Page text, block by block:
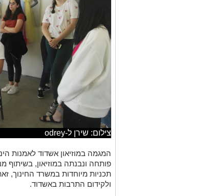
צילום: שירן ל-odrey
המגמה במוזיאון אשדוד לאמנות
פותחה ונבנתה במוזיאון, בשיתוף
תכניות מיוחדות במשרד החינוך,
ולקידום התרבות באשדוד.